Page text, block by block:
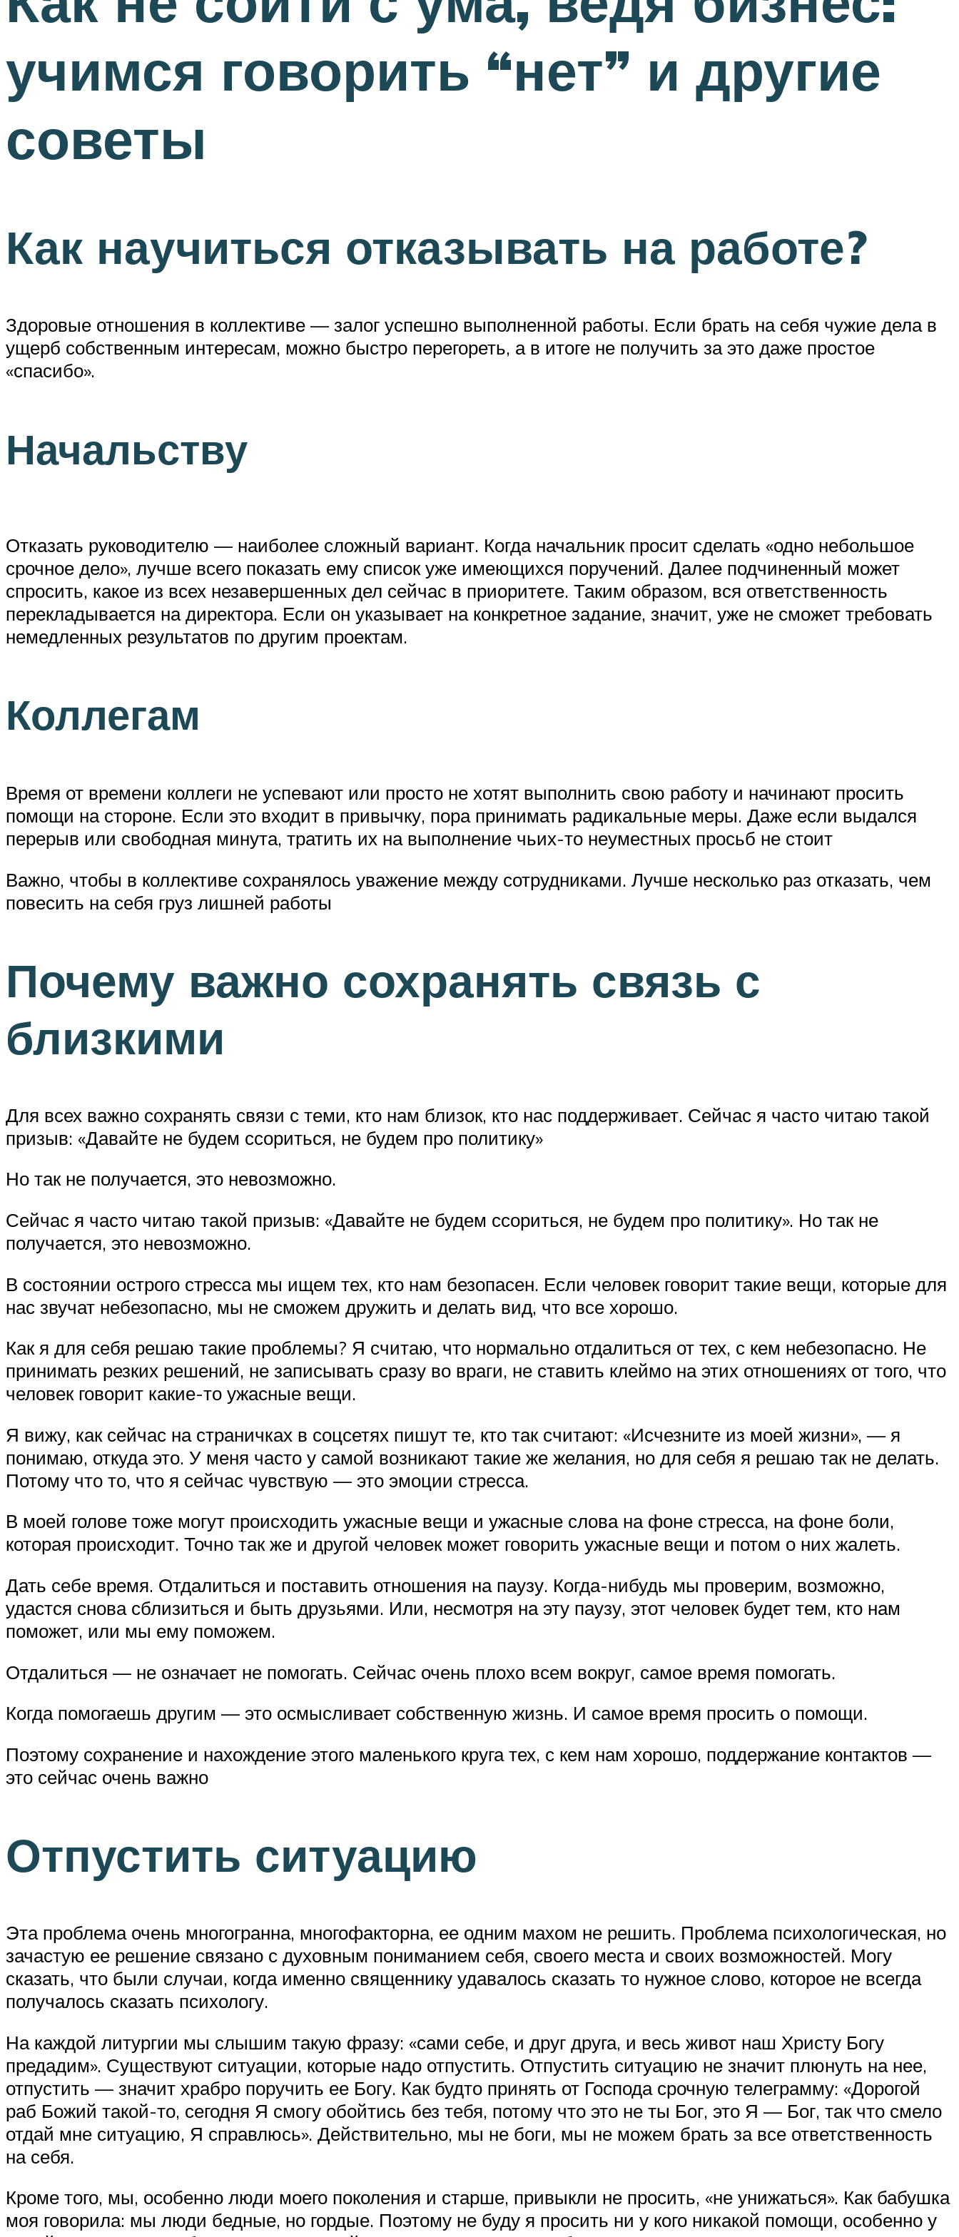
учимся говорить “нет” и другие
советы
Как научиться отказывать на работе?
Здоровые отношения в коллективе — залог успешно выполненной работы. Если брать на себя чужие дела в
ущерб собственным интересам, можно быстро перегореть, а в итоге не получить за это даже простое
«спасибо».
Начальству
Отказать руководителю — наиболее сложный вариант. Когда начальник просит сделать «одно небольшое
срочное дело», лучше всего показать ему список уже имеющихся поручений. Далее подчиненный может
спросить, какое из всех незавершенных дел сейчас в приоритете. Таким образом, вся ответственность
перекладывается на директора. Если он указывает на конкретное задание, значит, уже не сможет требовать
немедленных результатов по другим проектам.
Коллегам
Время от времени коллеги не успевают или просто не хотят выполнить свою работу и начинают просить
помощи на стороне. Если это входит в привычку, пора принимать радикальные меры. Даже если выдался
перерыв или свободная минута, тратить их на выполнение чьих-то неуместных просьб не стоит
Важно, чтобы в коллективе сохранялось уважение между сотрудниками. Лучше несколько раз отказать, чем
повесить на себя груз лишней работы
Почему важно сохранять связь с
близкими
Для всех важно сохранять связи с теми, кто нам близок, кто нас поддерживает. Сейчас я часто читаю такой
призыв: «Давайте не будем ссориться, не будем про политику»
Но так не получается, это невозможно.
Сейчас я часто читаю такой призыв: «Давайте не будем ссориться, не будем про политику». Но так не
получается, это невозможно.
В состоянии острого стресса мы ищем тех, кто нам безопасен. Если человек говорит такие вещи, которые для
нас звучат небезопасно, мы не сможем дружить и делать вид, что все хорошо.
Как я для себя решаю такие проблемы? Я считаю, что нормально отдалиться от тех, с кем небезопасно. Не
принимать резких решений, не записывать сразу во враги, не ставить клеймо на этих отношениях от того, что
человек говорит какие-то ужасные вещи.
Я вижу, как сейчас на страничках в соцсетях пишут те, кто так считают: «Исчезните из моей жизни», — я
понимаю, откуда это. У меня часто у самой возникают такие же желания, но для себя я решаю так не делать.
Потому что то, что я сейчас чувствую — это эмоции стресса.
В моей голове тоже могут происходить ужасные вещи и ужасные слова на фоне стресса, на фоне боли,
которая происходит. Точно так же и другой человек может говорить ужасные вещи и потом о них жалеть.
Дать себе время. Отдалиться и поставить отношения на паузу. Когда-нибудь мы проверим, возможно,
удастся снова сблизиться и быть друзьями. Или, несмотря на эту паузу, этот человек будет тем, кто нам
поможет, или мы ему поможем.
Отдалиться — не означает не помогать. Сейчас очень плохо всем вокруг, самое время помогать.
Когда помогаешь другим — это осмысливает собственную жизнь. И самое время просить о помощи.
Поэтому сохранение и нахождение этого маленького круга тех, с кем нам хорошо, поддержание контактов —
это сейчас очень важно
Отпустить ситуацию
Эта проблема очень многогранна, многофакторна, ее одним махом не решить. Проблема психологическая, но
зачастую ее решение связано с духовным пониманием себя, своего места и своих возможностей. Могу
сказать, что были случаи, когда именно священнику удавалось сказать то нужное слово, которое не всегда
получалось сказать психологу.
На каждой литургии мы слышим такую фразу: «сами себе, и друг друга, и весь живот наш Христу Богу
предадим». Существуют ситуации, которые надо отпустить. Отпустить ситуацию не значит плюнуть на нее,
отпустить — значит храбро поручить ее Богу. Как будто принять от Господа срочную телеграмму: «Дорогой
раб Божий такой-то, сегодня Я смогу обойтись без тебя, потому что это не ты Бог, это Я — Бог, так что смело
отдай мне ситуацию, Я справлюсь». Действительно, мы не боги, мы не можем брать за все ответственность
на себя.
Кроме того, мы, особенно люди моего поколения и старше, привыкли не просить, «не унижаться». Как бабушка
моя говорила: мы люди бедные, но гордые. Поэтому не буду я просить ни у кого никакой помощи, особенно у